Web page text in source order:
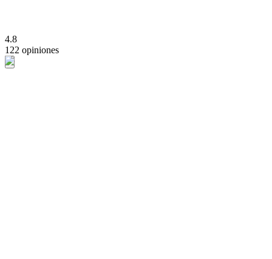
4.8
122 opiniones